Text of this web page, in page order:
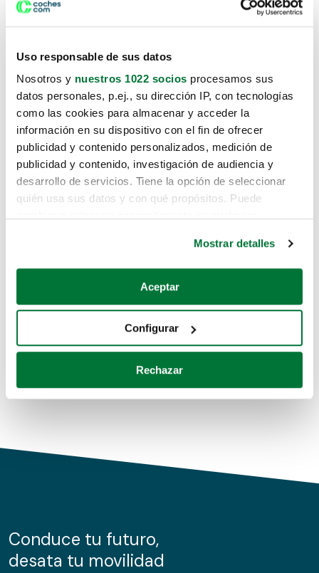
Uso responsable de sus datos
Nosotros y nuestros 1022 socios procesamos sus
datos personales, p.ej., su dirección IP, con tecnologías
como las cookies para almacenar y acceder la
información en su dispositivo con el fin de ofrecer
publicidad y contenido personalizados, medición de
publicidad y contenido, investigación de audiencia y
desarrollo de servicios. Tiene la opción de seleccionar
quién usa sus datos y con qué propósitos. Puede
Si lo permite, también quisiéramos:
Recopilar información sobre su ubicación geográfica
Identificar su dispositivo analizándolo activamente
para buscar características específicas (huellas
Obtenga más información sobre cómo se procesan sus
de cookies.
información sobre el uso que haga del sitio web con
nuestros partners de redes sociales, publicidad y análisis
Mostrar detalles
Aceptar
Configurar
Rechazar
Lo sentimos, no sabemos como
te hemos traido hasta aquí.
Pero puedes encontrar el coche que estás
buscando en alguno de estos enlaces:
Coches de segunda mano
Coches de km0
Conduce tu futuro,
desata tu movilidad